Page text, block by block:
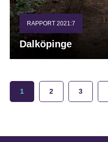
RAPPORT 2021:7
Dalköpinge
1 2 3